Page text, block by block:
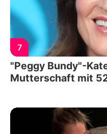
7
"Peggy Bundy"-
Mutterschaft mit